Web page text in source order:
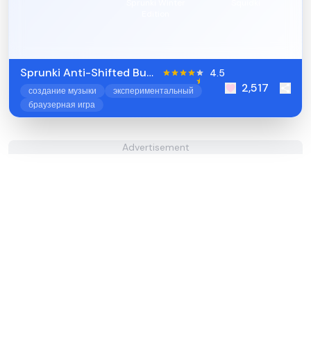
Sprunki Anti-Shifted But
Alive
4.5
создание музыки
экспериментальный
браузерная игра
2,517
Advertisement